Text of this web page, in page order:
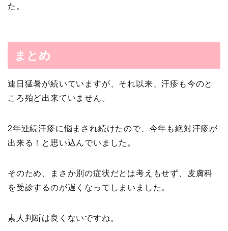
た。
まとめ
連日猛暑が続いていますが、それ以来、汗疹も今のと
ころ殆ど出来ていません。
2年連続汗疹に悩まされ続けたので、今年も絶対汗疹が
出来る！と思い込んでいました。
そのため、まさか別の症状だとは考えもせず、皮膚科
を受診するのが遅くなってしまいました。
素人判断は良くないですね。